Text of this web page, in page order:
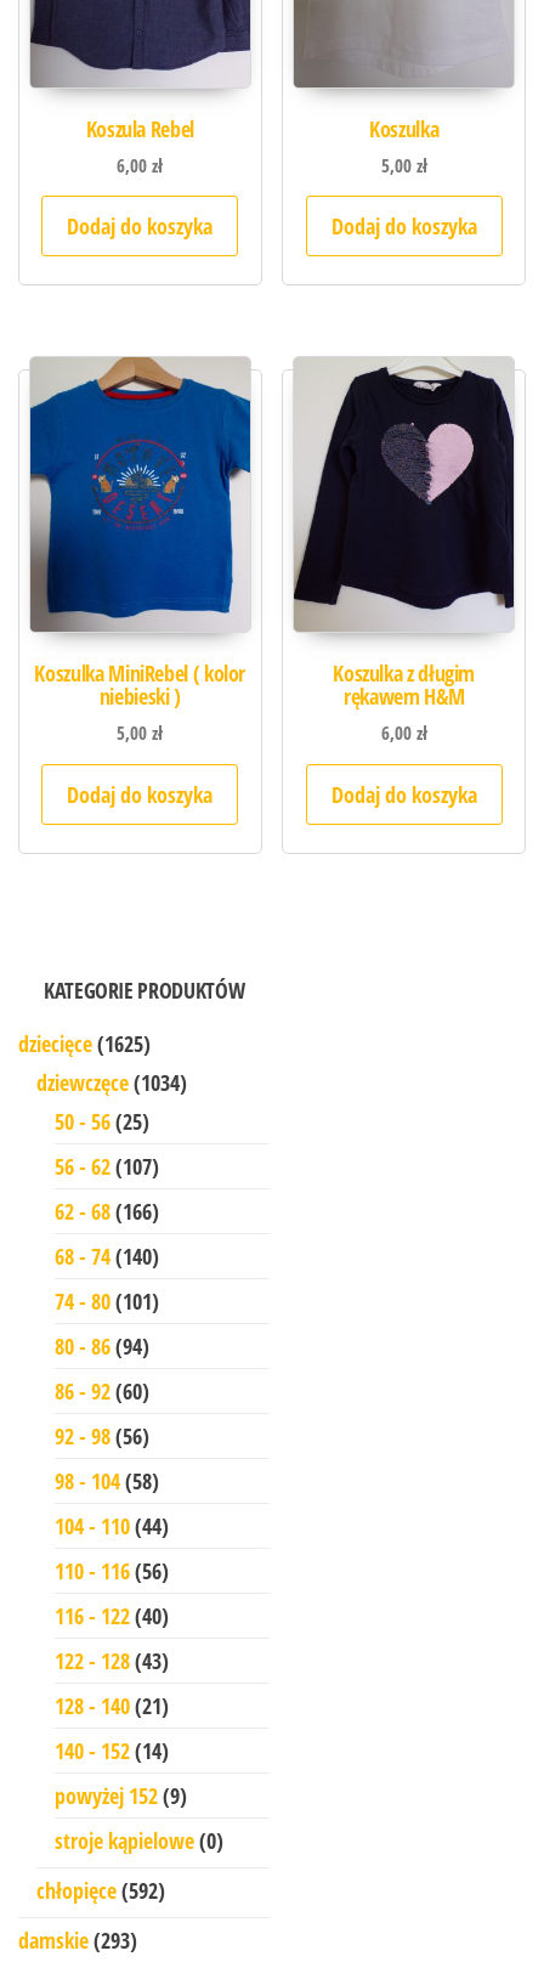
Koszula Rebel
6,00zł
Dodaj do koszyka
Koszulka
5,00zł
Dodaj do koszyka
Koszulka MiniRebel ( kolor
niebieski )
5,00zł
Dodaj do koszyka
Koszulka z długim
rękawem H&M
6,00zł
Dodaj do koszyka
KATEGORIE PRODUKTÓW
dziecięce(1625)
dziewczęce(1034)
50 - 56(25)
56 - 62(107)
62 - 68(166)
68 - 74(140)
74 - 80(101)
80 - 86(94)
86 - 92(60)
92 - 98(56)
98 - 104(58)
104 - 110(44)
110 - 116(56)
116 - 122(40)
122 - 128(43)
128 - 140(21)
140 - 152(14)
powyżej 152(9)
stroje kąpielowe(0)
chłopięce(592)
damskie(293)